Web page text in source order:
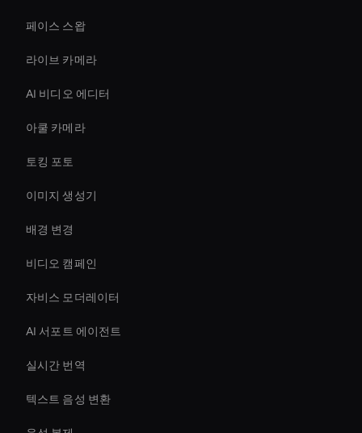
페이스 스왑
라이브 카메라
AI 비디오 에디터
아쿨 카메라
토킹 포토
이미지 생성기
배경 변경
비디오 캠페인
자비스 모더레이터
AI 서포트 에이전트
실시간 번역
텍스트 음성 변환